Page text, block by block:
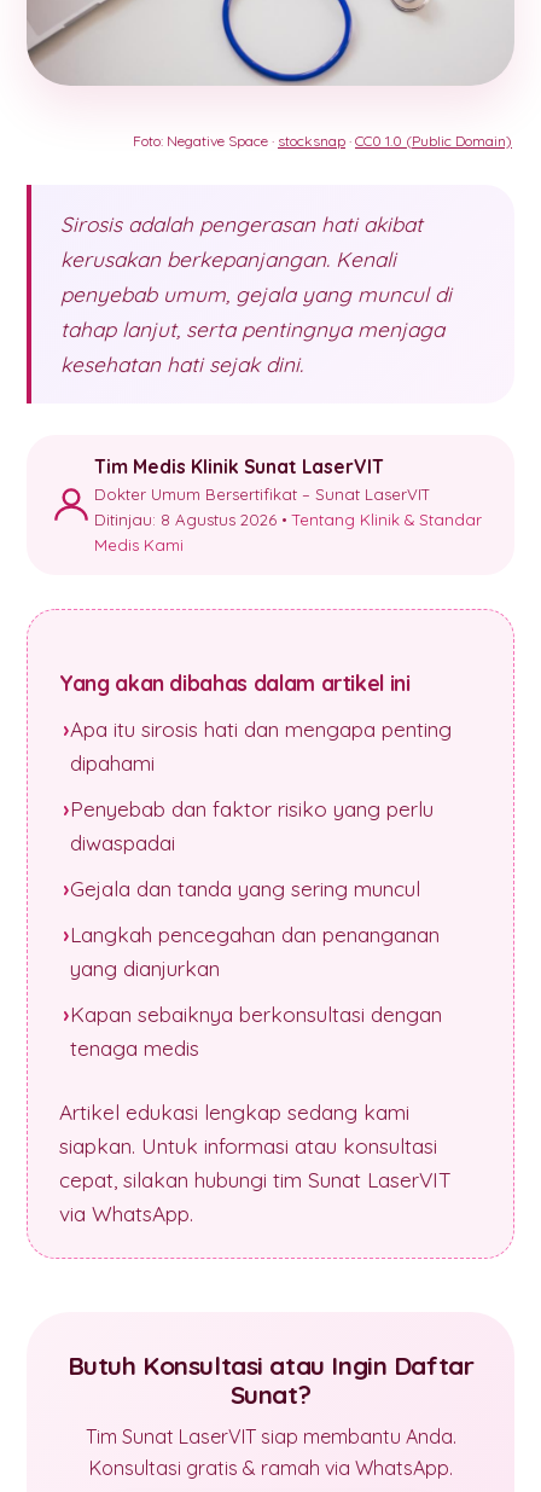
Foto: Negative Space · stocksnap · CC0 1.0 (Public Domain)
Sirosis adalah pengerasan hati akibat
kerusakan berkepanjangan. Kenali
penyebab umum, gejala yang muncul di
tahap lanjut, serta pentingnya menjaga
kesehatan hati sejak dini.
Tim Medis Klinik Sunat LaserVIT
Dokter Umum Bersertifikat – Sunat LaserVIT
Ditinjau: 8 Agustus 2026 •Tentang Klinik & Standar
Medis Kami
Yang akan dibahas dalam artikel ini
Apa itu sirosis hati dan mengapa penting
dipahami
Penyebab dan faktor risiko yang perlu
diwaspadai
Gejala dan tanda yang sering muncul
Langkah pencegahan dan penanganan
yang dianjurkan
Kapan sebaiknya berkonsultasi dengan
tenaga medis
Artikel edukasi lengkap sedang kami
siapkan. Untuk informasi atau konsultasi
cepat, silakan hubungi tim Sunat LaserVIT
via WhatsApp.
Butuh Konsultasi atau Ingin Daftar
Sunat?
Tim Sunat LaserVIT siap membantu Anda.
Konsultasi gratis & ramah via WhatsApp.